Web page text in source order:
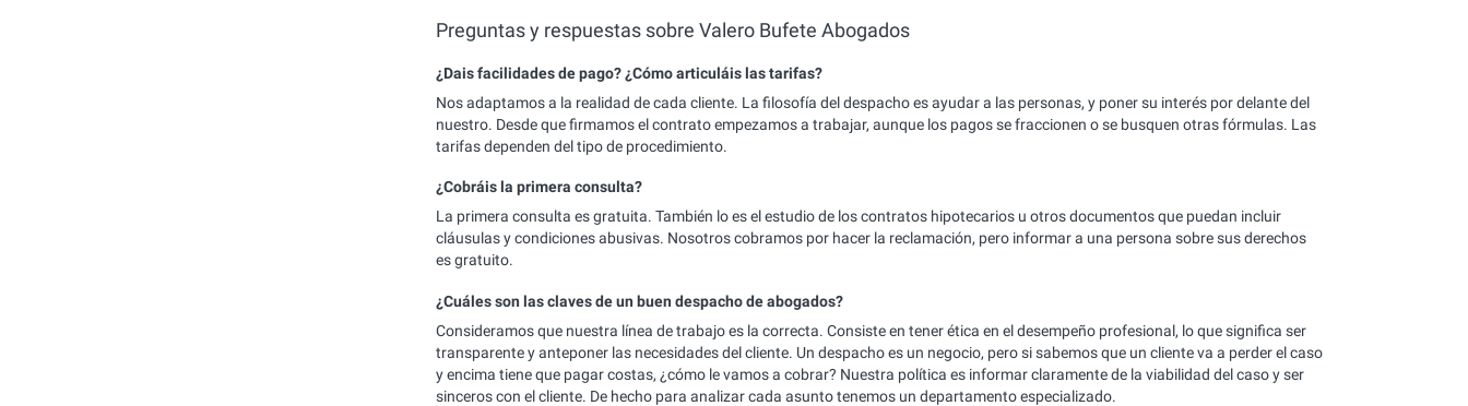
Preguntas y respuestas sobre Valero Bufete Abogados
¿Dais facilidades de pago? ¿Cómo articuláis las tarifas?
Nos adaptamos a la realidad de cada cliente. La filosofía del despacho es ayudar a las personas, y poner su interés por delante del
nuestro. Desde que firmamos el contrato empezamos a trabajar, aunque los pagos se fraccionen o se busquen otras fórmulas. Las
tarifas dependen del tipo de procedimiento.
¿Cobráis la primera consulta?
La primera consulta es gratuita. También lo es el estudio de los contratos hipotecarios u otros documentos que puedan incluir
cláusulas y condiciones abusivas. Nosotros cobramos por hacer la reclamación, pero informar a una persona sobre sus derechos
es gratuito.
¿Cuáles son las claves de un buen despacho de abogados?
Consideramos que nuestra línea de trabajo es la correcta. Consiste en tener ética en el desempeño profesional, lo que significa ser
transparente y anteponer las necesidades del cliente. Un despacho es un negocio, pero si sabemos que un cliente va a perder el caso
y encima tiene que pagar costas, ¿cómo le vamos a cobrar? Nuestra política es informar claramente de la viabilidad del caso y ser
sinceros con el cliente. De hecho para analizar cada asunto tenemos un departamento especializado.